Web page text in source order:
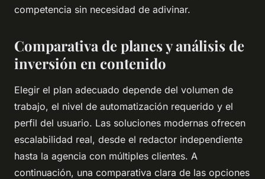
competencia sin necesidad de adivinar.
Comparativa de planes y análisis de
inversión en contenido
Elegir el plan adecuado depende del volumen de
trabajo, el nivel de automatización requerido y el
perfil del usuario. Las soluciones modernas ofrecen
escalabilidad real, desde el redactor independiente
hasta la agencia con múltiples clientes. A
continuación, una comparativa clara de las opciones